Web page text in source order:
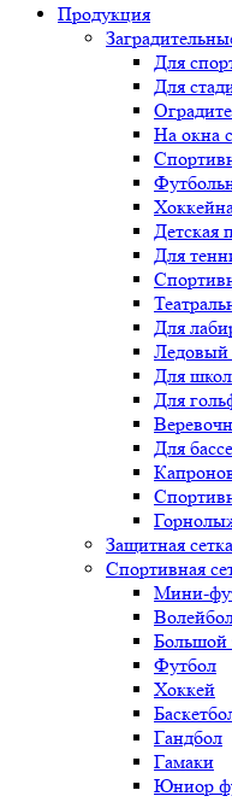
Продукция
Для
Для
На окна
Детская
Для
Для
Ледовый
Для
Для
Для
Защитная
Спортивная
Мини-
Большой
Футбол
Хоккей
Гандбол
Гамаки
Юниор